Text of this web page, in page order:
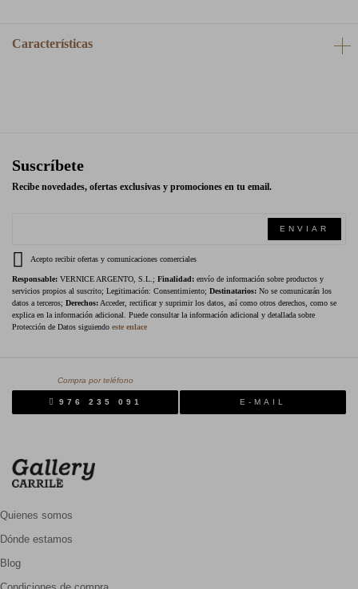
Características
Suscríbete
Recibe novedades, ofertas exclusivas y promociones en tu email.
ENVIAR
Acepto recibir ofertas y comunicaciones comerciales
Responsable: VERNICE ARGENTO, S.L.; Finalidad: envío de información sobre productos y
servicios propios al suscrito; Legitimación: Consentimiento; Destinatarios: No se comunicarán los
datos a terceros; Derechos: Acceder, rectificar y suprimir los datos, así como otros derechos, como se
explica en la información adicional. Puede consultar la información adicional y detallada sobre
Protección de Datos siguiendo este enlace
Compra por teléfono
976 235 091 E-MAIL
Quienes somos
Dónde estamos
Blog